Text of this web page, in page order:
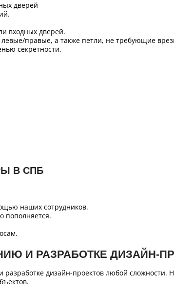
дверей
входных дверей.
правые, а также петли, не требующие
секретности.
В СПБ
наших сотрудников.
пополняется.
И РАЗРАБОТКЕ ДИЗАЙН-
дизайн-проектов любой